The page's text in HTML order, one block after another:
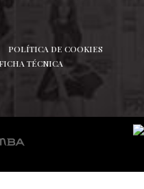
POLÍTICA DE COOKIES
FICHA TÉCNICA